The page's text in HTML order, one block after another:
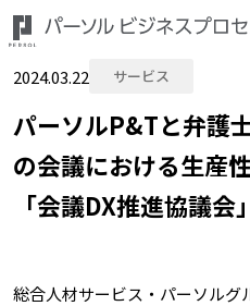
2024.03.22 サービス
パーソルP&Tと弁護
の会議における生産
「会議DX推進協議会
総合人材サービス・パーソルグ